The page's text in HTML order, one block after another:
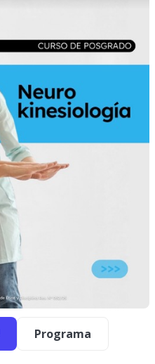
Programa